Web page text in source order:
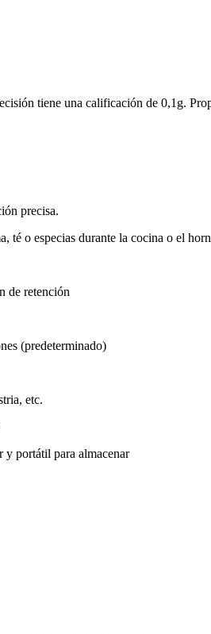
tiene una calificación de 0,1g.
precisa.
té o especias durante la cocina o el
de retención
(predeterminado)
etc.
y portátil para almacenar